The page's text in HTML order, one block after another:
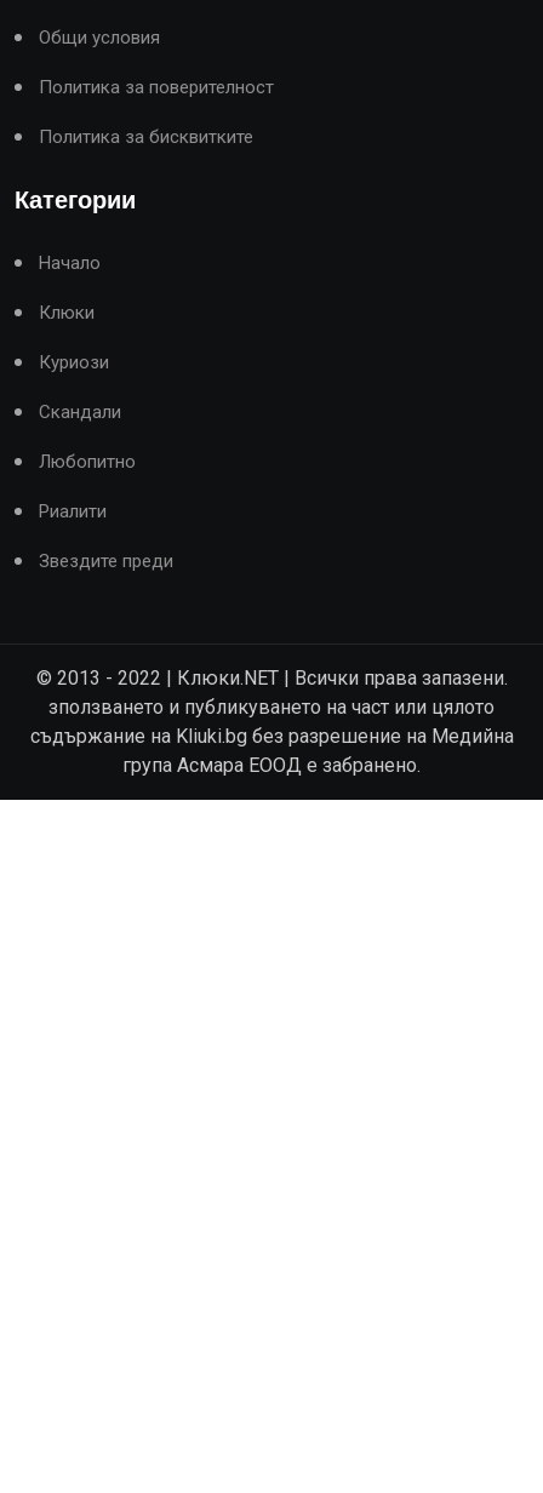
Общи условия
Политика за поверителност
Политика за бисквитките
Категории
Начало
Клюки
Куриози
Скандали
Любопитно
Риалити
Звездите преди
© 2013 - 2022 | Клюки.NET | Всички права запазени.
зползването и публикуването на част или цялото
съдържание на Kliuki.bg без разрешение на Медийна
група Асмара ЕООД е забранено.